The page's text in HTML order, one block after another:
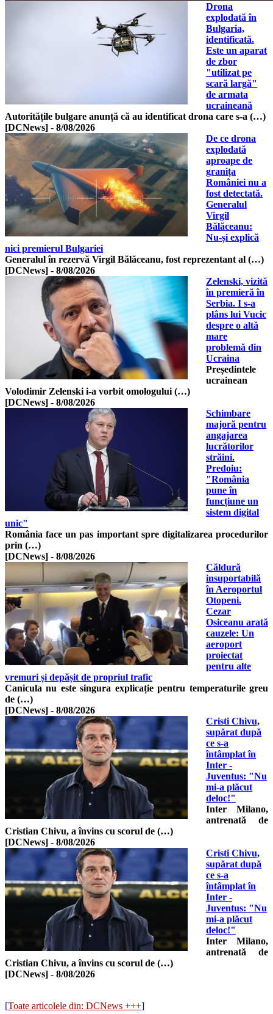
Drona
explodată în
Bulgaria,
identificată.
Este un aparat
de zbor
"utilizat pe
scară largă"
de armata
ucraineană
Autoritățile bulgare anunță că au identificat drona care s-a (…)
[DCNews] - 8/08/2026
De ce drona
explodată
aproape de
granița
României nu a
fost detectată.
Generalul
Virgil
Bălăceanu:
Nu-și explică
nici premierul Bulgariei
Generalul în rezervă Virgil Bălăceanu, fost reprezentant al (…)
[DCNews] - 8/08/2026
Zelenski, vizită
în premieră în
Serbia. I s-a
plâns lui Vucic
despre o altă
mare
problemă din
Ucraina
Președintele
ucrainean
Volodimir Zelenski i-a vorbit omologului (…)
[DCNews] - 8/08/2026
Schimbare
majoră pentru
angajarea
lucrătorilor
străini.
Predoiu:
"România
pune în
funcțiune un
sistem digital
unic"
România face un pas important spre digitalizarea procedurilor
prin (…)
[DCNews] - 8/08/2026
Căldură
insuportabilă
în Aeroportul
Otopeni.
Cezar
Osiceanu arată
cauzele: Un
aeroport
proiectat
pentru alte
vremuri și depășit de propriul trafic
Canicula nu este singura explicație pentru temperaturile greu
de (…)
[DCNews] - 8/08/2026
Cristi Chivu,
supărat după
ce s-a
întâmplat în
Inter -
Juventus: "Nu
mi-a plăcut
deloc!"
Inter Milano,
antrenată de
Cristian Chivu, a învins cu scorul de (…)
[DCNews] - 8/08/2026
Cristi Chivu,
supărat după
ce s-a
întâmplat în
Inter -
Juventus: "Nu
mi-a plăcut
deloc!"
Inter Milano,
antrenată de
Cristian Chivu, a învins cu scorul de (…)
[DCNews] - 8/08/2026
[Toate articolele din: DCNews +++]